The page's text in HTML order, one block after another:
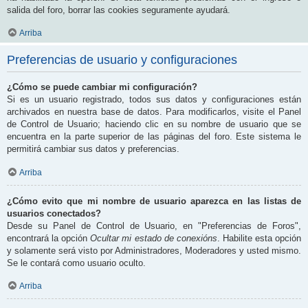
salida del foro, borrar las cookies seguramente ayudará.
Arriba
Preferencias de usuario y configuraciones
¿Cómo se puede cambiar mi configuración?
Si es un usuario registrado, todos sus datos y configuraciones están
archivados en nuestra base de datos. Para modificarlos, visite el Panel
de Control de Usuario; haciendo clic en su nombre de usuario que se
encuentra en la parte superior de las páginas del foro. Este sistema le
permitirá cambiar sus datos y preferencias.
Arriba
¿Cómo evito que mi nombre de usuario aparezca en las listas de
usuarios conectados?
Desde su Panel de Control de Usuario, en "Preferencias de Foros",
encontrará la opciónOcultar mi estado de conexións . Habilite esta opción
y solamente será visto por Administradores, Moderadores y usted mismo.
Se le contará como usuario oculto.
Arriba